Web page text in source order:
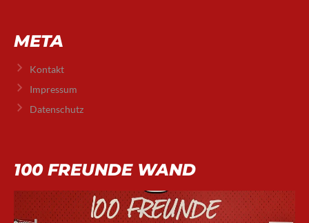
META
Kontakt
Impressum
Datenschutz
100 FREUNDE WAND